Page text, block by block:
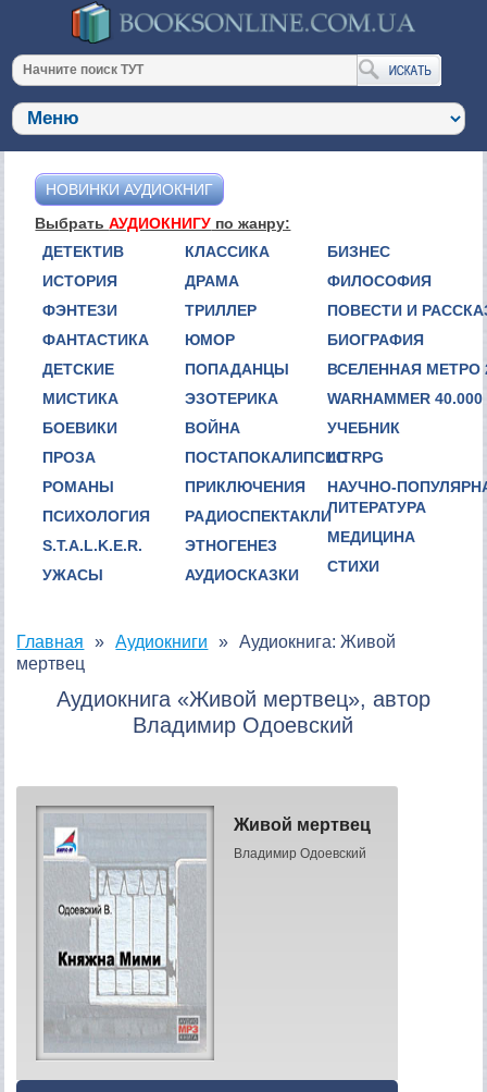
НОВИНКИ АУДИОКНИГ
ВыбратьАУДИОКНИГУ по жанру:
ДЕТЕКТИВ
ИСТОРИЯ
ФЭНТЕЗИ
ФАНТАСТИКА
ДЕТСКИЕ
МИСТИКА
БОЕВИКИ
ПРОЗА
РОМАНЫ
ПСИХОЛОГИЯ
S.T.A.L.K.E.R.
УЖАСЫ
КЛАССИКА
ДРАМА
ТРИЛЛЕР
ЮМОР
ПОПАДАНЦЫ
ЭЗОТЕРИКА
ВОЙНА
ПОСТАПОКАЛИПСИС
ПРИКЛЮЧЕНИЯ
РАДИОСПЕКТАКЛИ
ЭТНОГЕНЕЗ
АУДИОСКАЗКИ
БИЗНЕС
ФИЛОСОФИЯ
ПОВЕСТИ И
БИОГРАФИЯ
ВСЕЛЕННАЯ МЕТРО
WARHAMMER 40.000
УЧЕБНИК
LITRPG
НАУЧНО-
ЛИТЕРАТУРА
МЕДИЦИНА
СТИХИ
Главная Аудиокниги
Аудиокнига: Живой
мертвец
Аудиокнига «Живой мертвец», автор
Владимир Одоевский
Живой мертвец
Владимир Одоевский